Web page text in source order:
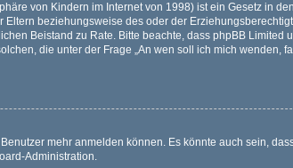
von Kindern im Internet von 1998) ist ein Gesetz in
beziehungsweise des oder der
Beistand zu Rate. Bitte beachte, dass phpBB Limited
die unter der Frage „An wen soll ich mich wenden,
mehr anmelden können. Es könnte auch sein,
Administration.